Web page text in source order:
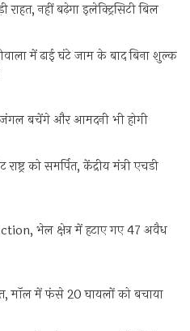
नहीं बढ़ेगा इलेक्ट्रिसिटी बिल
में ढाई घंटे जाम के बाद बिना शुल्क
जंगल बचेंगे और आमदनी भी होगी
को समर्पित, केंद्रीय मंत्री एचडी
भेल क्षेत्र में हटाए गए 47 अवैध
मॉल में फंसे 20 घायलों को बचाया